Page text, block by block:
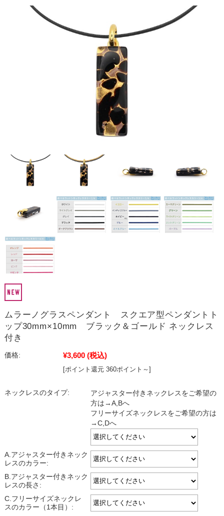
ムラーノグラスペンダント スクエア型ペンダントト
ップ30mm×10mm ブラック＆ゴールド ネックレス
付き
価格: ¥3,600 (税込)
[ポイント還元 360ポイント～]
ネックレスのタイプ:
アジャスター付きネックレスをご希望の
方は→A,Bへ
フリーサイズネックレスをご希望の方は
→C,Dへ
A.アジャスター付きネック
レスのカラー:
B.アジャスター付きネック
レスの長さ:
C.フリーサイズネックレ
スのカラー（1本目）: